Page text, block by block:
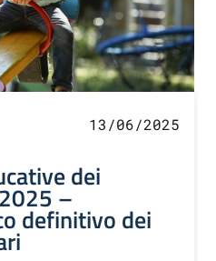
13/06/2025
dei
–
definitivo dei